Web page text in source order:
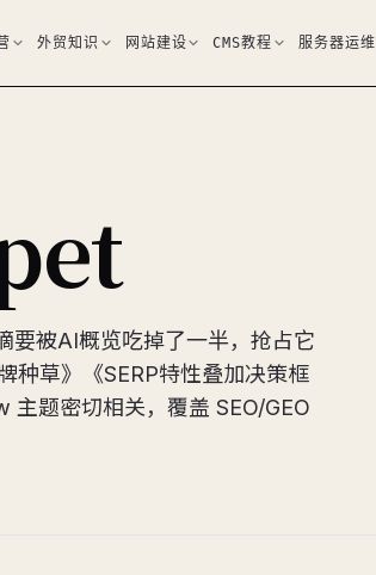
外贸知识 网站建设 CMS教程 服务器运维
要被AI概览吃掉了一半，抢占它
种草》《SERP特性叠加决策框
题密切相关，覆盖 SEO/GEO